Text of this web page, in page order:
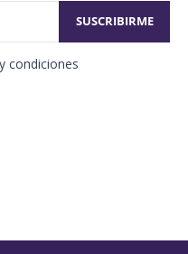
condiciones